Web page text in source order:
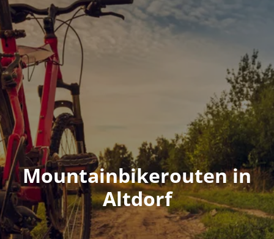
Mountainbikerouten in
Altdorf